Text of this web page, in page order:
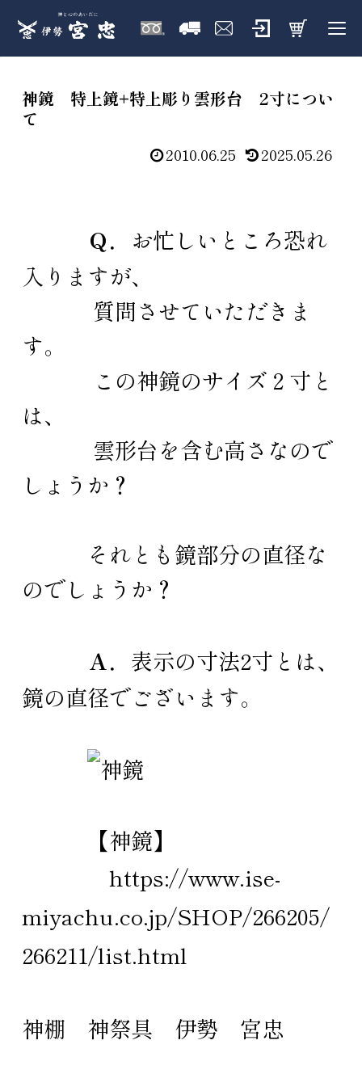
神鏡 特上鏡+特上彫り雲形台 2寸につい
て
2010.06.25 2025.05.26
Ｑ． お忙しいところ恐れ
入りますが、
質問させていただきま
す。
この神鏡のサイズ２寸と
は、
雲形台を含む高さなので
しょうか？
それとも鏡部分の直径な
のでしょうか？
Ａ． 表示の寸法2寸とは、
鏡の直径でございます。
【神鏡】
https://www.ise-
miyachu.co.jp/SHOP/266205/
266211/list.html
神棚 神祭具 伊勢 宮忠